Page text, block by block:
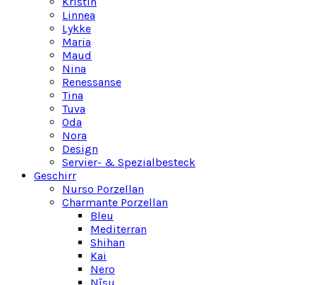
Linnea
Lykke
Maria
Maud
Nina
Renessanse
Tina
Tuva
Oda
Nora
Design
Servier- & Spezialbesteck
Geschirr
Nurso Porzellan
Charmante Porzellan
Bleu
Mediterran
Shihan
Kai
Nero